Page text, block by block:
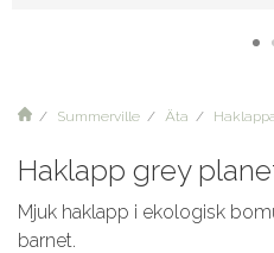
Summerville Äta
Haklapp grey
Mjuk haklapp i ekologisk
barnet.